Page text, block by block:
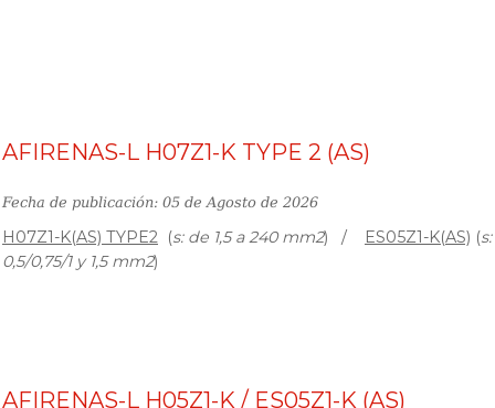
AFIRENAS-L H07Z1-K TYPE 2 (AS)
Fecha de publicación: 05 de Agosto de 2026
H07Z1-K(AS) TYPE2 (s: de 1,5 a 240 mm2) / ES05Z1-K(AS) (s:
0,5/0,75/1 y 1,5 mm2)
AFIRENAS-L H05Z1-K / ES05Z1-K (AS)